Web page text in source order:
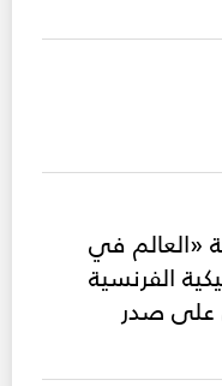
«العالم في
الفرنسية
على صدر